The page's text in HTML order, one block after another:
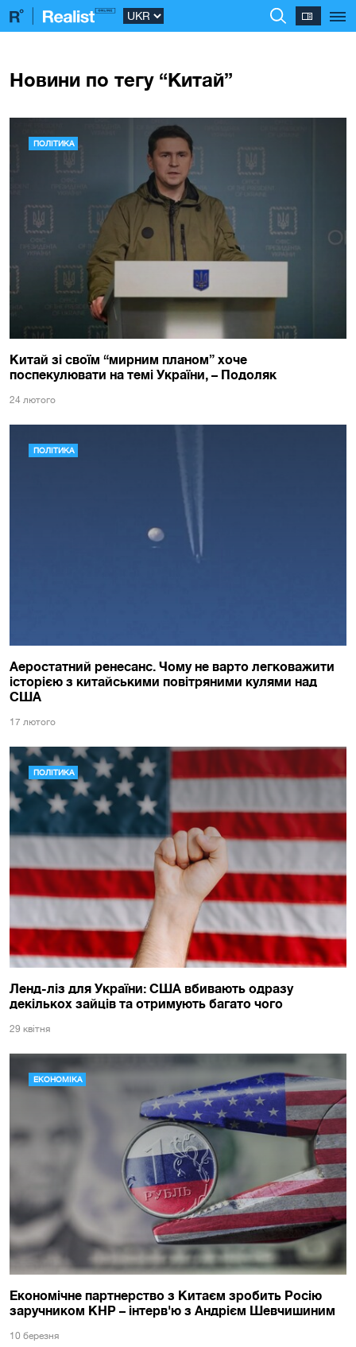
Новини по тегу “Китай”
ПОЛІТИКА
Китай зі своїм “мирним планом” хоче
поспекулювати на темі України, – Подоляк
24 лютого
ПОЛІТИКА
Аеростатний ренесанс. Чому не варто легковажити
історією з китайськими повітряними кулями над
США
17 лютого
ПОЛІТИКА
Ленд-ліз для України: США вбивають одразу
декількох зайців та отримують багато чого
29 квiтня
ЕКОНОМІКА
Економічне партнерство з Китаєм зробить Росію
заручником КНР – інтерв'ю з Андрієм Шевчишиним
10 березня